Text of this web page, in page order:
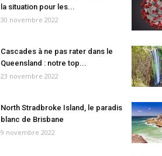
la situation pour les...
30 novembre 2022
Cascades à ne pas rater dans le
Queensland : notre top...
23 novembre 2022
North Stradbroke Island, le paradis
blanc de Brisbane
9 novembre 2022